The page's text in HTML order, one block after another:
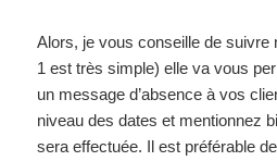
Alors, je vous conseille de suivre
1 est très simple) elle va vous
un message d’absence à vos
niveau des dates et mentionnez
sera effectuée. Il est préférable